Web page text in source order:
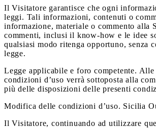
Il Visitatore garantisce che ogni
leggi. Tali informazioni, contenuti o
informazione, materiale o commento
commenti, inclusi il know-how e le idee
qualsiasi modo ritenga opportuno, senza
legge.
Legge applicabile e foro competente.
condizioni d’uso verrà sottoposta alla
più delle disposizioni delle presenti
Modifica delle condizioni d’uso. Sicilia
Il Visitatore, continuando ad utilizzare